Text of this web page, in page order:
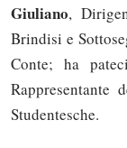
Giuliano,
Brindisi e
Conte; ha
Rappresentante
Studentesche.
Solo gli